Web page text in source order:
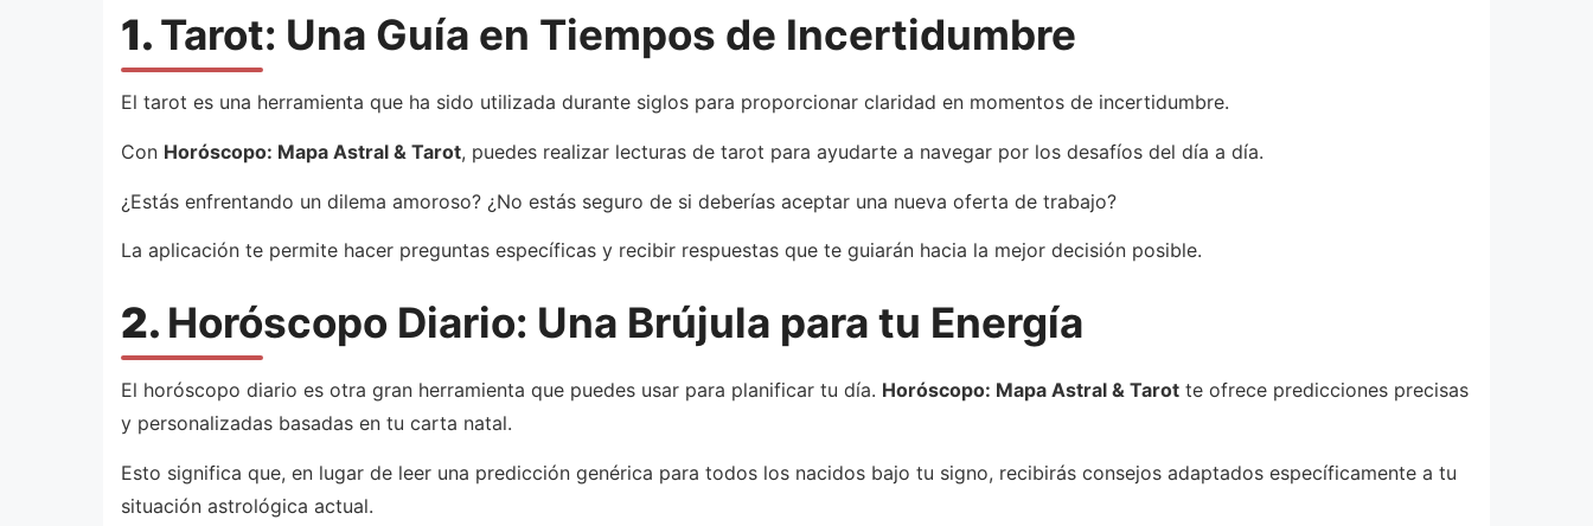
1.Tarot: Una Guía en Tiempos de Incertidumbre
El tarot es una herramienta que ha sido utilizada durante siglos para proporcionar claridad en momentos de incertidumbre.
Con Horóscopo: Mapa Astral & Tarot, puedes realizar lecturas de tarot para ayudarte a navegar por los desafíos del día a día.
¿Estás enfrentando un dilema amoroso? ¿No estás seguro de si deberías aceptar una nueva oferta de trabajo?
La aplicación te permite hacer preguntas específicas y recibir respuestas que te guiarán hacia la mejor decisión posible.
2. Horóscopo Diario: Una Brújula para tu Energía
El horóscopo diario es otra gran herramienta que puedes usar para planificar tu día. Horóscopo: Mapa Astral & Tarot te ofrece predicciones precisas
y personalizadas basadas en tu carta natal.
Esto significa que, en lugar de leer una predicción genérica para todos los nacidos bajo tu signo, recibirás consejos adaptados específicamente a tu
situación astrológica actual.